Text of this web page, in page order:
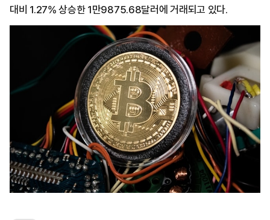
대비 1.27% 상승한 1만9875.68달러에 거래되고 있다.